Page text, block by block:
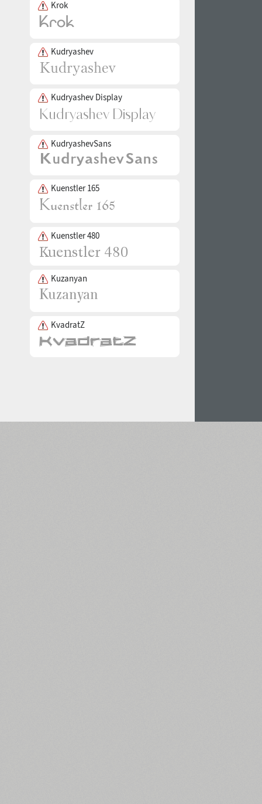
Krok
Kudryashev
Kudryashev Display
KudryashevSans
Kuenstler 165
Kuenstler 480
Kuzanyan
KvadratZ